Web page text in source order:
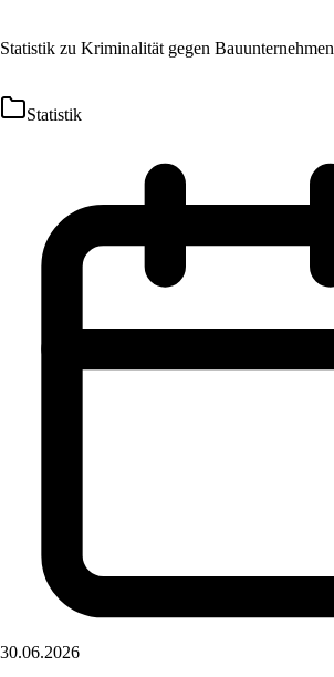
Statistik zu Kriminalität gegen Bauunternehmen
Statistik
30.06.2026